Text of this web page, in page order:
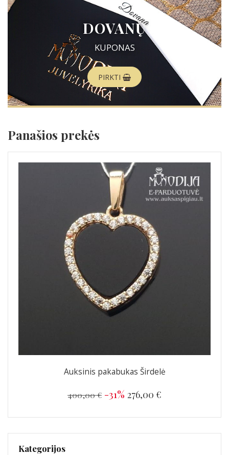
DOVANŲ
KUPONAS
PIRKTI
Panašios prekės
Auksinis pakabukas Širdelė
400,00 € -31% 276,00 €
Kategorijos